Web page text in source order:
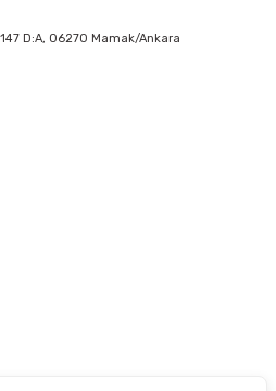
D:A, 06270 Mamak/Ankara